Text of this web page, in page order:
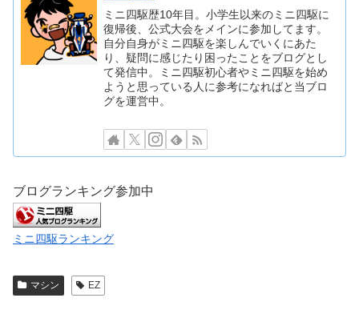
ミニ四駆歴10年目。小学生以来のミニ四駆に
復帰後、公式大会をメインに参加してます。
自分自身がミニ四駆を楽しんでいくにあた
り、疑問に感じたり困ったことをブログとし
て発信中。ミニ四駆初心者やミニ四駆を始め
ようと思っている人に参考になればと当ブロ
グを運営中。
ブログランキング参加中
ミニ四駆ランキング
マシン EZ